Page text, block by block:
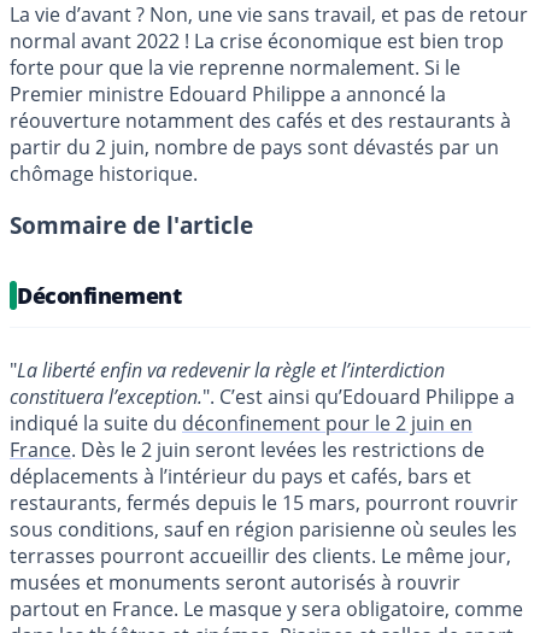
La vie d’avant ? Non, une vie sans travail, et pas de retour
normal avant 2022 ! La crise économique est bien trop
forte pour que la vie reprenne normalement. Si le
Premier ministre Edouard Philippe a annoncé la
réouverture notamment des cafés et des restaurants à
partir du 2 juin, nombre de pays sont dévastés par un
chômage historique.
Sommaire de l'article
Déconfinement
"La liberté enfin va redevenir la règle et l’interdiction
constituera l’exception.". C’est ainsi qu’Edouard Philippe a
indiqué la suite du déconfinement pour le 2 juin en
France. Dès le 2 juin seront levées les restrictions de
déplacements à l’intérieur du pays et cafés, bars et
restaurants, fermés depuis le 15 mars, pourront rouvrir
sous conditions, sauf en région parisienne où seules les
terrasses pourront accueillir des clients. Le même jour,
musées et monuments seront autorisés à rouvrir
partout en France. Le masque y sera obligatoire, comme